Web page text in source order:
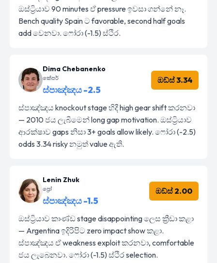
ඔස්ට්‍රියාව 90 minutes ඒ pressure ඉවසා ගන්නේ නෑ.
Bench quality Spain ට favorable, second half goals
add වෙනවා. ෆෝරා (-1.5) ස්ථිර.
Dima Chebanenko
කේපර්
ස්පාඤ්ඤය -2.5
ඔඩ්ස් 3.34
ස්පාඤ්ඤය knockout stage හිදී high gear shift කරනවා
— 2010 ජය ලැබීමෙන් long gap motivation. ඔස්ට්‍රියාව
ආරක්ෂාව gaps නිසා 3+ goals allow likely. ෆෝරා (-2.5)
odds 3.34 risky නමුත් value ඇති.
Lenin Zhuk
ප්‍රෝ
ස්පාඤ්ඤය -1.5
ඔඩ්ස් 2.00
ඔස්ට්‍රියාව කාණ්ඩ stage disappointing ලෙස ක්‍රීඩා කළා
— Argentina ඉදිරිපිට zero impact show කළා.
ස්පාඤ්ඤය ඒ weakness exploit කරනවා, comfortable
ජය ලැබෙනවා. ෆෝරා (-1.5) ස්ථිර selection.